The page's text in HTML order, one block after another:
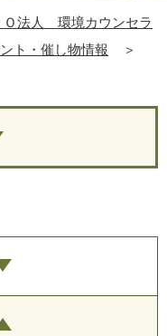
Ｏ法人 環境カウンセラ
ト・催し物情報
＞